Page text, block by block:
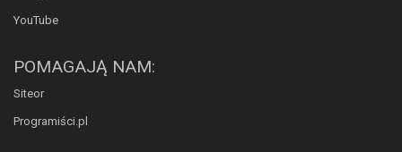
YouTube
POMAGAJĄ NAM:
Siteor
Programiści.pl